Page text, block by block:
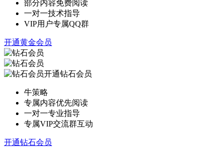
部分内容免费阅读
一对一技术指导
VIP用户专属QQ群
开通黄金会员
开通钻石会员
牛策略
专属内容优先阅读
一对一专业指导
专属VIP交流群互动
开通钻石会员